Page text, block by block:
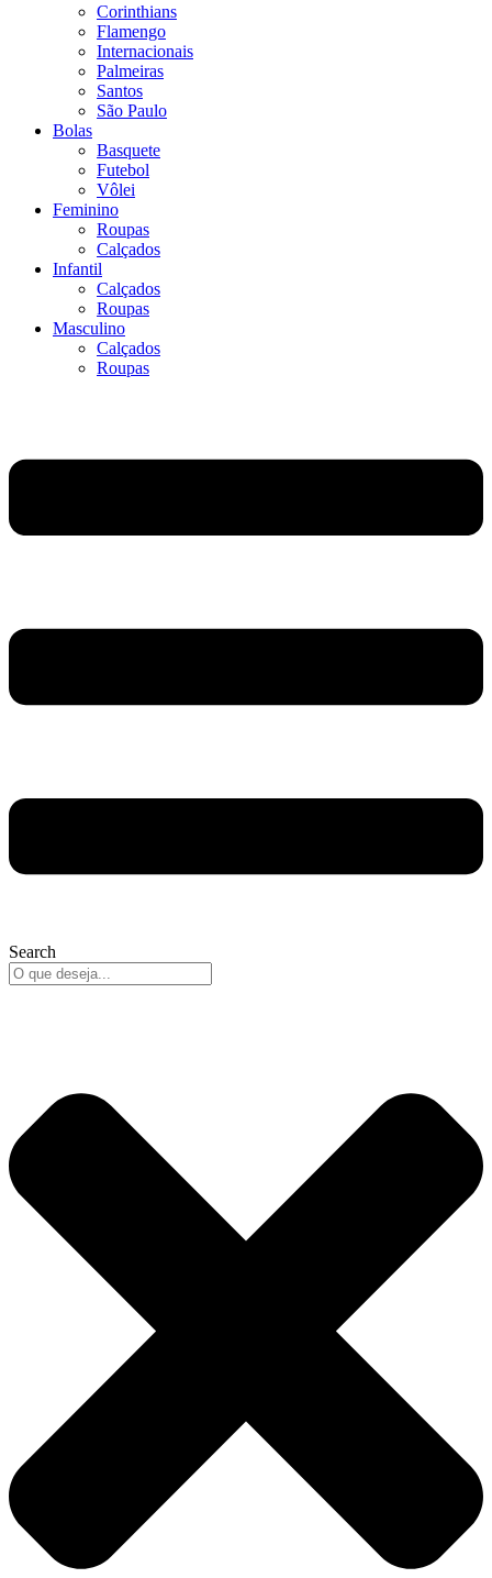
Corinthians
Flamengo
Internacionais
Palmeiras
Santos
São Paulo
Bolas
Basquete
Futebol
Vôlei
Feminino
Roupas
Calçados
Infantil
Calçados
Roupas
Masculino
Calçados
Roupas
Search